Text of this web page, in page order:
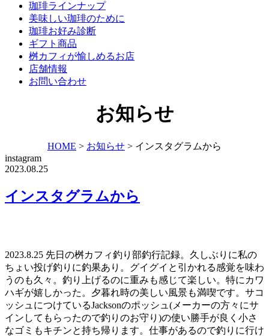
珈琲ラインナップ
美味しい珈琲のために
珈琲お好み診断
ギフト商品
桝カフィが愉しめるお店
店舗情報
お問い合わせ
お知らせ
HOME > お知らせ > インスタグラムから
instagram
2023.08.25
インスタグラムから
2023.8.25 先日の桝カフィ釣り部釣行記録。久しぶりに私の
ちょい投げ釣りに釣果あり。グイグイと引かれる感覚を味わ
うのも久々。釣り上げるのに重みも感じて楽しい。特にカワ
ハギが嬉しかった。夕暮れ時の美しい風景も満喫です。サコ
ッシュにつけているJacksonのポッシュ(メーカーの方々にサ
インしてもらったので釣りのお守り)の使い勝手が良く小さ
なゴミもキチンと持ち帰ります。仕事があるので釣りに行け